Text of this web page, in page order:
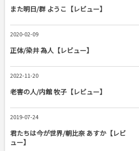
また明日/群 ようこ【レビュー】
2020-02-09
正体/染井 為人【レビュー】
2022-11-20
老害の人/内館 牧子【レビュー】
2019-07-24
君たちは今が世界/朝比奈 あすか【レビ
ュー】